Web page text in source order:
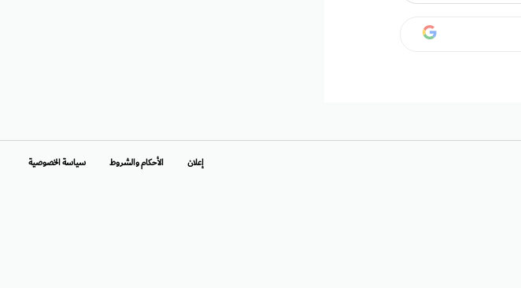
إعلان الأحكام والشروط سياسة الخصوصية